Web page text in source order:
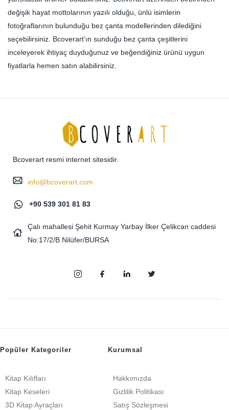
değişik hayat mottolarının yazılı olduğu, ünlü isimlerin
fotoğraflarının bulunduğu bez çanta modellerinden dilediğini
seçebilirsiniz. Bcoverart’ın sunduğu bez çanta çeşitlerini
inceleyerek ihtiyaç duyduğunuz ve beğendiğiniz ürünü uygun
fiyatlarla hemen satın alabilirsiniz.
Bcoverart resmi internet sitesidir.
info@bcoverart.com
+90 539 301 81 83
Çalı mahallesi Şehit Kurmay Yarbay İlker Çelikcan caddesi
No:17/2/B Nilüfer/BURSA
Popüler Kategoriler
Kitap Kılıfları
Kitap Keseleri
3D Kitap Ayraçları
Kurumsal
Hakkımızda
Gizlilik Politikası
Satış Sözleşmesi